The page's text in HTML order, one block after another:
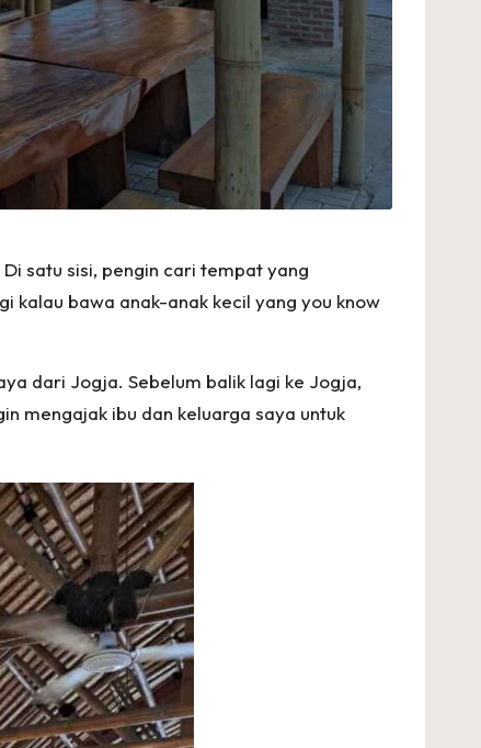
satu sisi, pengin cari tempat yang
kalau bawa anak-anak kecil yang you know
dari Jogja. Sebelum balik lagi ke Jogja,
mengajak ibu dan keluarga saya untuk